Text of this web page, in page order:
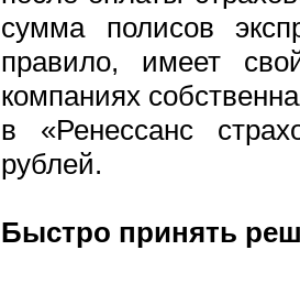
сумма полисов
правило, имеет
компаниях
в «Ренессанс
рублей.
Быстро принять